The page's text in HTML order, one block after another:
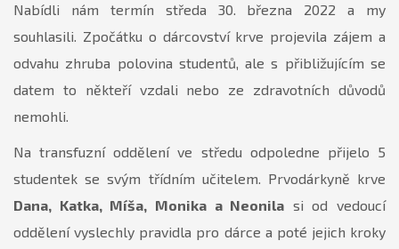
Nabídli nám termín středa 30. března 2022 a my
souhlasili. Zpočátku o dárcovství krve projevila zájem a
odvahu zhruba polovina studentů, ale s přibližujícím se
datem to někteří vzdali nebo ze zdravotních důvodů
nemohli.
Na transfuzní oddělení ve středu odpoledne přijelo 5
studentek se svým třídním učitelem. Prvodárkyně krve
Dana, Katka, Míša, Monika a Neonila si od vedoucí
oddělení vyslechly pravidla pro dárce a poté jejich kroky